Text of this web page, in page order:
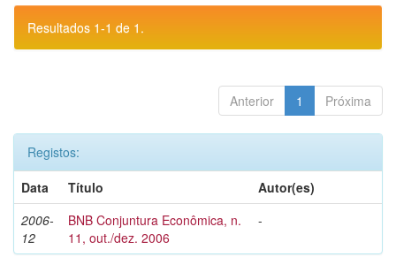
Resultados 1-1 de 1.
Anterior 1 Próxima
Registos:
Data
Título
Autor(es)
2006-
12
BNB Conjuntura Econômica, n.
11, out./dez. 2006
-